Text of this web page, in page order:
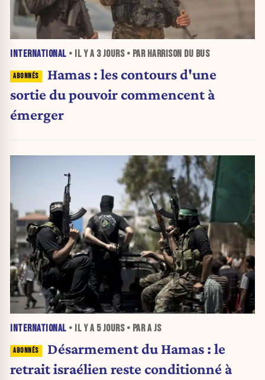
INTERNATIONAL • IL Y A 3 JOURS• PAR HARRISON DU BUS
Hamas : les contours d'une
sortie du pouvoir commencent à
émerger
INTERNATIONAL • IL Y A 5 JOURS• PAR A JS
Désarmement du Hamas : le
retrait israélien reste conditionné à